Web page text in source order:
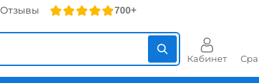
Отзывы 700+
Кабинет